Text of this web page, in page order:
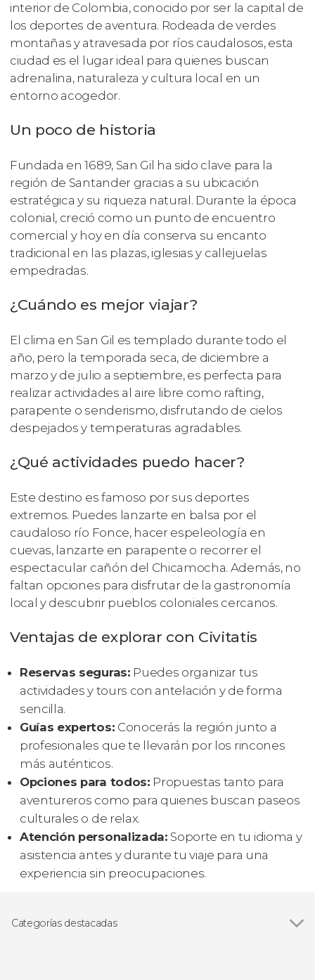
interior de Colombia, conocido por ser la capital de
los deportes de aventura. Rodeada de verdes
montañas y atravesada por ríos caudalosos, esta
ciudad es el lugar ideal para quienes buscan
adrenalina, naturaleza y cultura local en un
entorno acogedor.
Un poco de historia
Fundada en 1689, San Gil ha sido clave para la
región de Santander gracias a su ubicación
estratégica y su riqueza natural. Durante la época
colonial, creció como un punto de encuentro
comercial y hoy en día conserva su encanto
tradicional en las plazas, iglesias y callejuelas
empedradas.
¿Cuándo es mejor viajar?
El clima en San Gil es templado durante todo el
año, pero la temporada seca, de diciembre a
marzo y de julio a septiembre, es perfecta para
realizar actividades al aire libre como rafting,
parapente o senderismo, disfrutando de cielos
despejados y temperaturas agradables.
¿Qué actividades puedo hacer?
Este destino es famoso por sus deportes
extremos. Puedes lanzarte en balsa por el
caudaloso río Fonce, hacer espeleología en
cuevas, lanzarte en parapente o recorrer el
espectacular cañón del Chicamocha. Además, no
faltan opciones para disfrutar de la gastronomía
local y descubrir pueblos coloniales cercanos.
Ventajas de explorar con Civitatis
Reservas seguras: Puedes organizar tus
actividades y tours con antelación y de forma
sencilla.
Guías expertos: Conocerás la región junto a
profesionales que te llevarán por los rincones
más auténticos.
Opciones para todos: Propuestas tanto para
aventureros como para quienes buscan paseos
culturales o de relax.
Atención personalizada: Soporte en tu idioma y
asistencia antes y durante tu viaje para una
experiencia sin preocupaciones.
Categorías destacadas